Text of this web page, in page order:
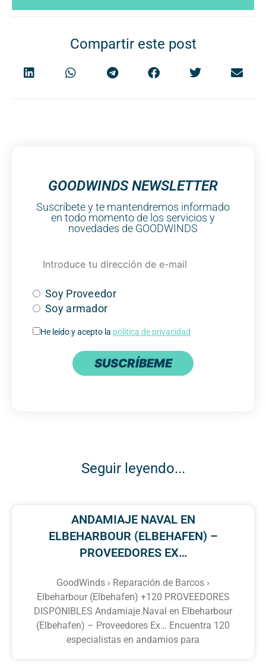
Compartir este post
GOODWINDS NEWSLETTER
Suscríbete y te mantendremos informado
en todo momento de los servicios y
novedades de GOODWINDS
Soy Proveedor
Soy armador
He leído y acepto la política de privacidad
SUSCRÍBEME
Seguir leyendo...
ANDAMIAJE NAVAL EN
ELBEHARBOUR (ELBEHAFEN) –
PROVEEDORES EX…
GoodWinds › Reparación de Barcos ›
Elbeharbour (Elbehafen) +120 PROVEEDORES
DISPONIBLES Andamiaje Naval en Elbeharbour
(Elbehafen) – Proveedores Ex… Encuentra 120
especialistas en andamios para